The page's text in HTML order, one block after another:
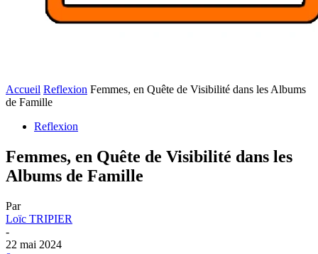
Accueil Reflexion Femmes, en Quête de Visibilité dans les Albums
de Famille
Reflexion
Femmes, en Quête de Visibilité dans les
Albums de Famille
Par
Loïc TRIPIER
-
22 mai 2024